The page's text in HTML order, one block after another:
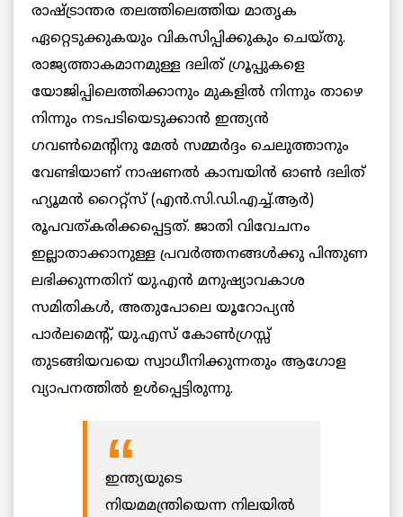
രാഷ്ട്രാന്തര തലത്തിലെത്തിയ മാതൃക
ഏറ്റെടുക്കുകയും വികസിപ്പിക്കുകും ചെയ്തു.
രാജ്യത്താകമാനമുള്ള ദലിത് ഗ്രൂപ്പുകളെ
യോജിപ്പിലെത്തിക്കാനും മുകളില്‍ നിന്നും താഴെ
നിന്നും നടപടിയെടുക്കാന്‍ ഇന്ത്യന്‍
ഗവണ്‍മെന്റിനു മേല്‍ സമ്മര്‍ദ്ദം ചെലുത്താനും
വേണ്ടിയാണ് നാഷണല്‍ കാമ്പയിന്‍ ഓണ്‍ ദലിത്
ഹ്യൂമന്‍ റൈറ്റ്‌സ് (എന്‍.സി.ഡി.എച്ച്.ആര്‍)
രൂപവത്കരിക്കപ്പെട്ടത്. ജാതി വിവേചനം
ഇല്ലാതാക്കാനുള്ള പ്രവര്‍ത്തനങ്ങള്‍ക്കു പിന്തുണ
ലഭിക്കുന്നതിന് യു.എന്‍ മനുഷ്യാവകാശ
സമിതികള്‍, അതുപോലെ യൂറോപ്യന്‍
പാര്‍ലമെന്റ്, യു.എസ് കോണ്‍ഗ്രസ്സ്
തുടങ്ങിയവയെ സ്വാധീനിക്കുന്നതും ആഗോള
വ്യാപനത്തില്‍ ഉള്‍പ്പെട്ടിരുന്നു.
ഇന്ത്യയുടെ
നിയമമന്ത്രിയെന്ന നിലയില്‍